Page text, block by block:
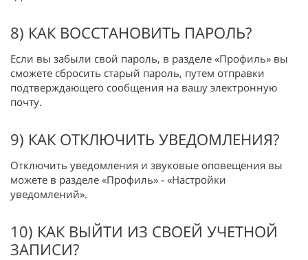
8) КАК ВОССТАНОВИТЬ ПАРОЛЬ?
Если вы забыли свой пароль, в разделе «Профиль» вы
сможете сбросить старый пароль, путем отправки
подтверждающего сообщения на вашу электронную
почту.
9) КАК ОТКЛЮЧИТЬ УВЕДОМЛЕНИЯ?
Отключить уведомления и звуковые оповещения вы
можете в разделе «Профиль» - «Настройки
уведомлений».
10) КАК ВЫЙТИ ИЗ СВОЕЙ УЧЕТНОЙ
ЗАПИСИ?